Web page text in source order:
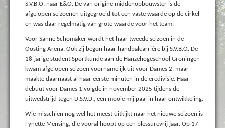
S.V.B.O. naar E&O. De van origine middenopbouwster is de
afgelopen seizoenen uitgegroeid tot een vaste waarde op de cirkel
en was daar regelmatig van grote waarde voor het team.
Voor Sanne Schomaker wordt het haar tweede seizoen in de
Oosting Arena. Ook zij begon haar handbalcarrière bij S.V.B.O. De
18-jarige student Sportkunde aan de Hanzehogeschool Groningen
kwam afgelopen seizoen voornamelijk uit voor Dames 2, maar
maakte daarnaast al haar eerste minuten in de eredivisie. Haar
debuut voor Dames 1 volgde in november 2025 tijdens de
uitwedstrijd tegen D.S.V.D., een mooie mijlpaal in haar ontwikkeling.
Wie misschien nog wel het meest uitkijkt naar het nieuwe seizoen is
Fynette Mensing, die vooral hoopt op een blessurevrij jaar. Op 17